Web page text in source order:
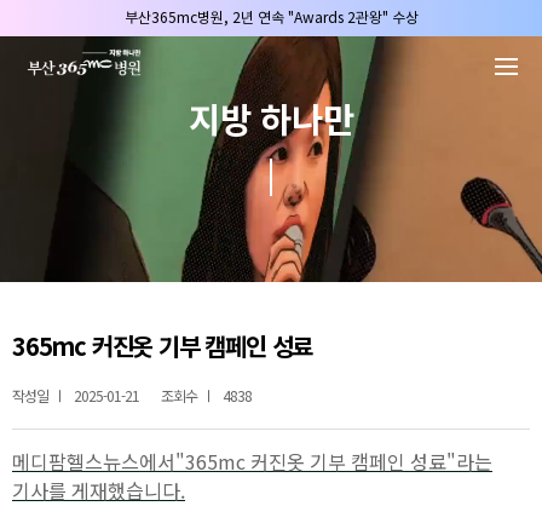
부산365mc병원, 2년 연속 "Awards 2관왕" 수상
2025 "부산365mc 보건복지부 장관상" 수상!
부산365mc병원, 8/15(토) 광복절 정상진료
부산365mc병원, 2년 연속 "Awards 2관왕" 수상
2025 "부산365mc 보건복지부 장관상" 수상!
지방 하나만
365mc 커진옷 기부 캠페인 성료
작성일 2025-01-21 조회수 4838
메디팜헬스뉴스에서"365mc 커진옷 기부 캠페인 성료"라는
기사를 게재했습니다.